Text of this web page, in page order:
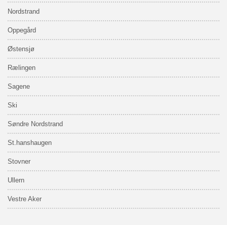
Nordstrand
Oppegård
Østensjø
Rælingen
Sagene
Ski
Søndre Nordstrand
St.hanshaugen
Stovner
Ullern
Vestre Aker